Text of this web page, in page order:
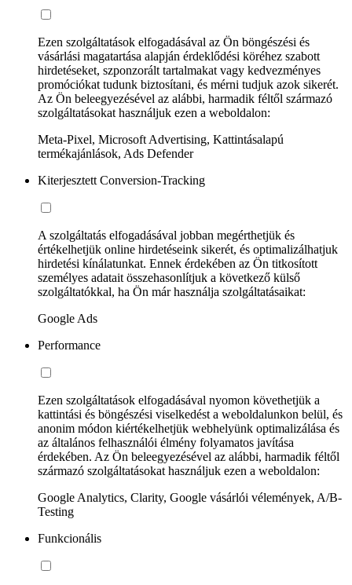
Ezen szolgáltatások elfogadásával az Ön böngészési és
vásárlási magatartása alapján érdeklődési köréhez szabott
hirdetéseket, szponzorált tartalmakat vagy kedvezményes
promóciókat tudunk biztosítani, és mérni tudjuk azok sikerét.
Az Ön beleegyezésével az alábbi, harmadik féltől származó
szolgáltatásokat használjuk ezen a weboldalon:
Meta-Pixel, Microsoft Advertising, Kattintásalapú
termékajánlások, Ads Defender
Kiterjesztett Conversion-Tracking
A szolgáltatás elfogadásával jobban megérthetjük és
értékelhetjük online hirdetéseink sikerét, és optimalizálhatjuk
hirdetési kínálatunkat. Ennek érdekében az Ön titkosított
személyes adatait összehasonlítjuk a következő külső
szolgáltatókkal, ha Ön már használja szolgáltatásaikat:
Google Ads
Performance
Ezen szolgáltatások elfogadásával nyomon követhetjük a
kattintási és böngészési viselkedést a weboldalunkon belül, és
anonim módon kiértékelhetjük webhelyünk optimalizálása és
az általános felhasználói élmény folyamatos javítása
érdekében. Az Ön beleegyezésével az alábbi, harmadik féltől
származó szolgáltatásokat használjuk ezen a weboldalon:
Google Analytics, Clarity, Google vásárlói vélemények, A/B-
Testing
Funkcionális